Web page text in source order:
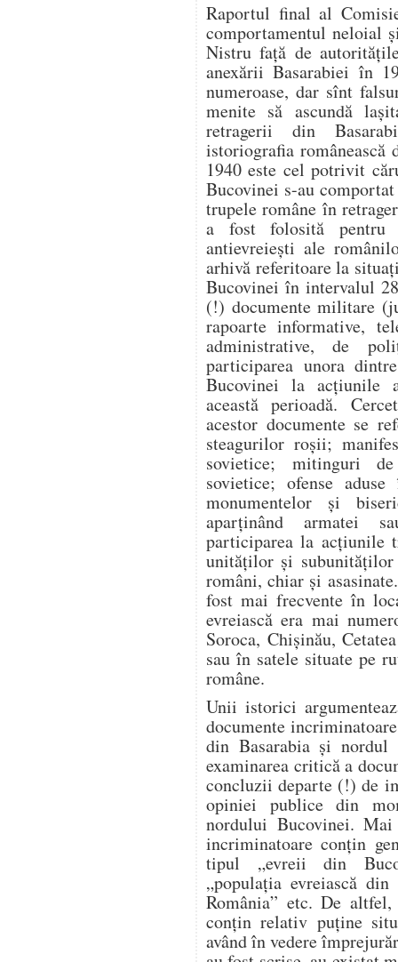
Raportul final al
comportamentul neloial
Nistru față de
anexării Basarabiei în
numeroase, dar sînt
menite să ascundă
retragerii din
istoriografia
1940 este cel potrivit
Bucovinei s-au
trupele române în
a fost folosită pentru
antievreiești ale
arhivă referitoare la
Bucovinei în intervalul
(!) documente militare
rapoarte informative,
administrative, de
participarea unora
Bucovinei la acțiunile
această perioadă.
acestor documente se
steagurilor roșii;
sovietice; mitinguri
sovietice; ofense
monumentelor și
aparținând armatei
participarea la acțiunile
unităților și
români, chiar și
fost mai frecvente în
evreiască era mai
Soroca, Chișinău,
sau în satele situate pe
române.
Unii istorici
documente
din Basarabia și nordul
examinarea critică a
concluzii departe (!) de
opiniei publice din
nordului Bucovinei.
incriminatoare conțin
tipul „evreii din
„populația evreiască
România” etc. De
conțin relativ puține
având în vedere